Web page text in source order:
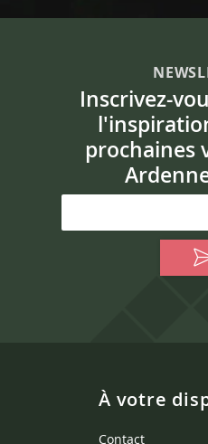
Inscrivez-
prochaines
À votre
Contact